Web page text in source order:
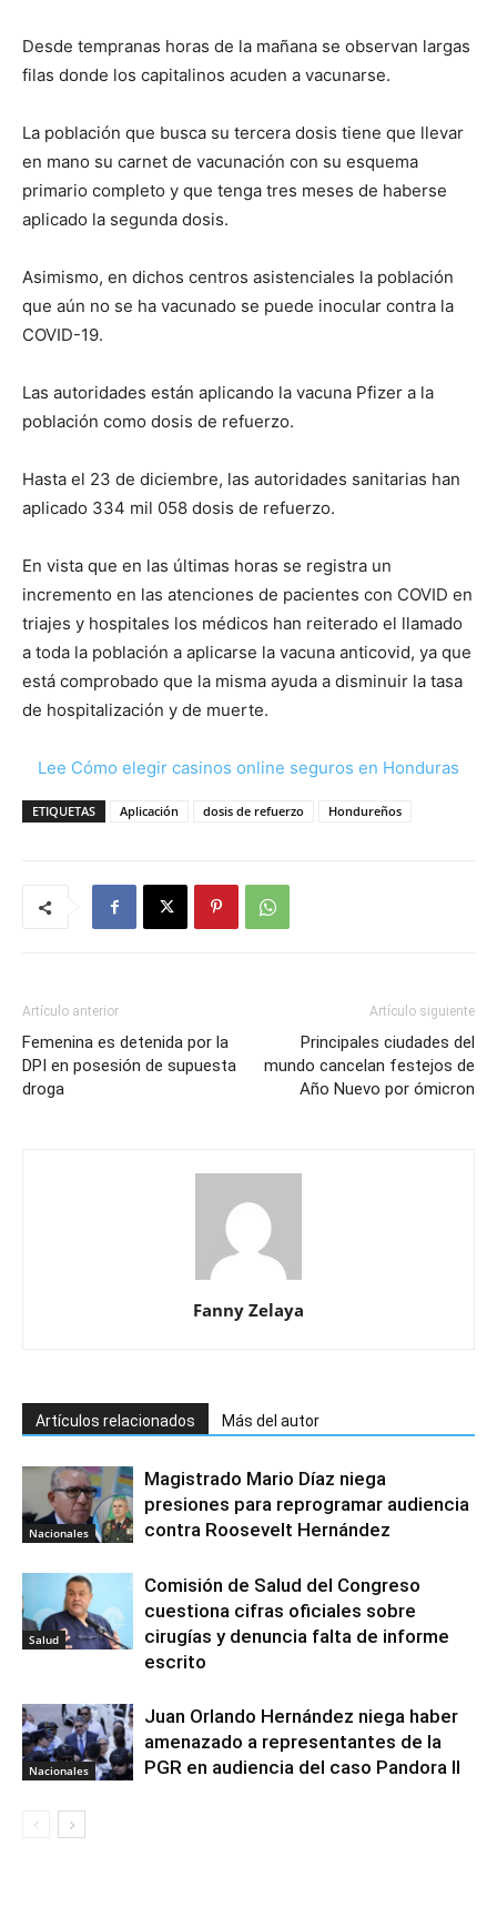
Desde tempranas horas de la mañana se observan largas
filas donde los capitalinos acuden a vacunarse.
La población que busca su tercera dosis tiene que llevar
en mano su carnet de vacunación con su esquema
primario completo y que tenga tres meses de haberse
aplicado la segunda dosis.
Asimismo, en dichos centros asistenciales la población
que aún no se ha vacunado se puede inocular contra la
COVID-19.
Las autoridades están aplicando la vacuna Pfizer a la
población como dosis de refuerzo.
Hasta el 23 de diciembre, las autoridades sanitarias han
aplicado 334 mil 058 dosis de refuerzo.
En vista que en las últimas horas se registra un
incremento en las atenciones de pacientes con COVID en
triajes y hospitales los médicos han reiterado el llamado
a toda la población a aplicarse la vacuna anticovid, ya que
está comprobado que la misma ayuda a disminuir la tasa
de hospitalización y de muerte.
Lee Cómo elegir casinos online seguros en Honduras
ETIQUETAS Aplicación dosis de refuerzo Hondureños
Artículo anterior
Femenina es detenida por la
DPI en posesión de supuesta
droga
Artículo siguiente
Principales ciudades del
mundo cancelan festejos de
Año Nuevo por ómicron
Fanny Zelaya
Artículos relacionados Más del autor
Nacionales
Magistrado Mario Díaz niega
presiones para reprogramar audiencia
contra Roosevelt Hernández
Salud
Comisión de Salud del Congreso
cuestiona cifras oficiales sobre
cirugías y denuncia falta de informe
escrito
Nacionales
Juan Orlando Hernández niega haber
amenazado a representantes de la
PGR en audiencia del caso Pandora II